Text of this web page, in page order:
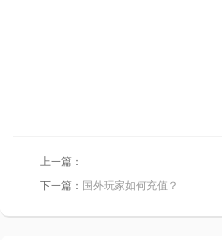
上一篇：
下一篇： 国外玩家如何充值？